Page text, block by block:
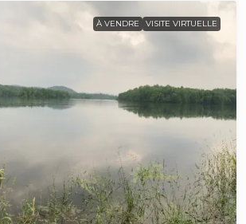
À VENDRE VISITE VIRTUELLE